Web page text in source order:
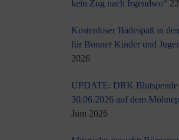
kein Zug nach Irgendwo“
Kostenloser Badespaß in
für Bonner Kinder und
2026
UPDATE: DRK Blutspende
30.06.2026 auf dem
Juni 2026